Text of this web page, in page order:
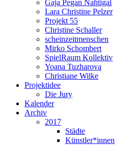
Gaja Pegan Nahtigal
Lara Christine Pelzer
Projekt 55
Christine Schaller
scheinzeitmenschen
Mirko Schombert
SpielRaum Kollektiv
Yoana Tuzharova
Christiane Wilke
Projektidee
Die Jury
Kalender
Archiv
2017
Städte
Künstler*innen